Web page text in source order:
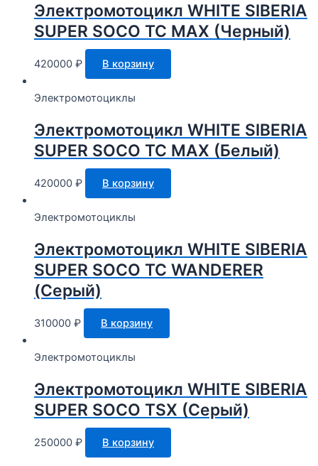
Электромотоцикл WHITE SIBERIA
SUPER SOCO TC MAX (Черный)
420000 ₽ В корзину
Электромотоциклы
Электромотоцикл WHITE SIBERIA
SUPER SOCO TC MAX (Белый)
420000 ₽ В корзину
Электромотоциклы
Электромотоцикл WHITE SIBERIA
SUPER SOCO TC WANDERER
(Серый)
310000 ₽ В корзину
Электромотоциклы
Электромотоцикл WHITE SIBERIA
SUPER SOCO TSX (Серый)
250000 ₽ В корзину